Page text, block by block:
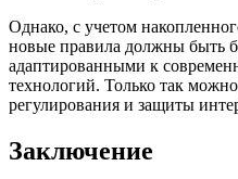
Однако, с учетом
новые правила должны быть
адаптированными к
технологий. Только так
регулирования и защиты
Заключение